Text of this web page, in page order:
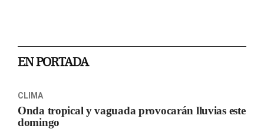
EN PORTADA
CLIMA
Onda tropical y vaguada provocarán lluvias este
domingo